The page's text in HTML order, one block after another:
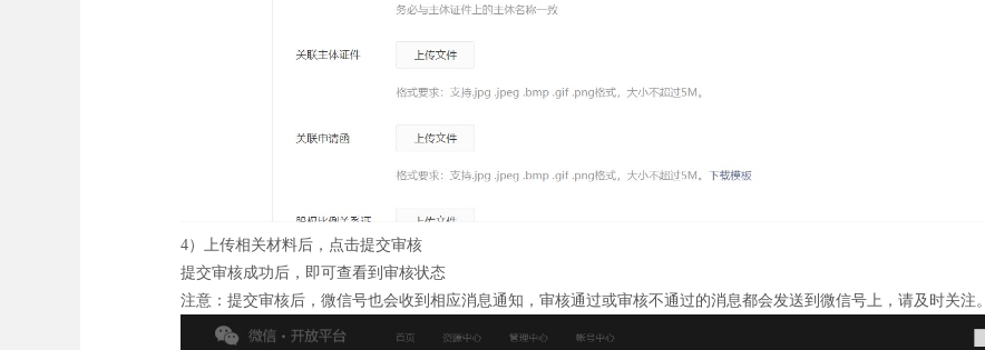
4）上传相关材料后，点击提交审核
提交审核成功后，即可查看到审核状态
注意：提交审核后，微信号也会收到相应消息通知，审核通过或审核不通过的消息都会发送到微信号上，请及时关注。